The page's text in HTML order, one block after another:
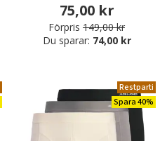
75,00 kr
Förpris 149,00 kr
Du sparar: 74,00 kr
Restparti
Spara 40%